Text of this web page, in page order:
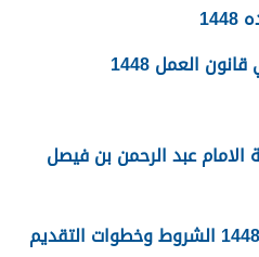
العمل 1448
عبد الرحمن بن فيصل